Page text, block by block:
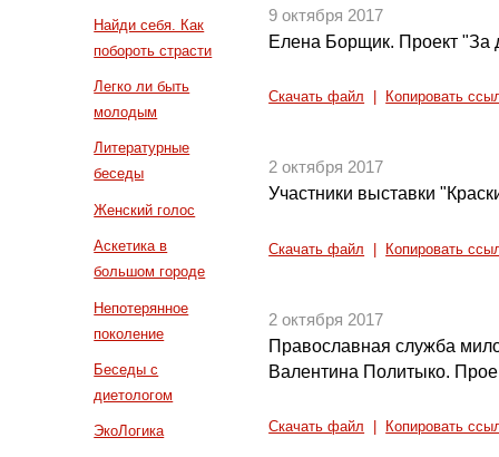
Найди себя. Как
побороть страсти
Легко ли быть
молодым
Литературные
беседы
Женский голос
Аскетика в
большом городе
Непотерянное
поколение
Беседы с
диетологом
ЭкоЛогика
9 октября 2017
Елена Борщик. Проект "За
Скачать файл Копировать
2 октября 2017
Участники выставки
Скачать файл Копировать
2 октября 2017
Православная служба
Валентина Политыко.
Скачать файл Копировать